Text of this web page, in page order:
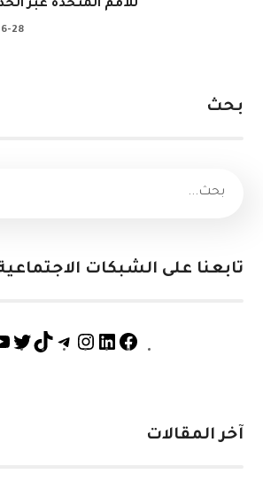
للأمم المتحدة عبر
28
بحث
تابعنا على الشبكات
آخر المقالات